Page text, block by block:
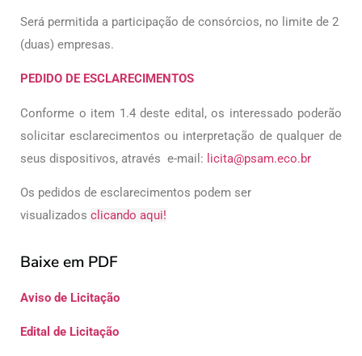
Será permitida a participação de consórcios, no limite de 2
(duas) empresas.
PEDIDO DE ESCLARECIMENTOS
Conforme o item 1.4 deste edital, os interessado poderão
solicitar esclarecimentos ou interpretação de qualquer de
seus dispositivos, através e-mail: licita@psam.eco.br
Os pedidos de esclarecimentos podem ser
visualizados clicando aqui!
Baixe em PDF
Aviso de Licitação
Edital de Licitação